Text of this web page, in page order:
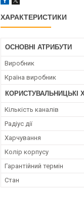
ХАРАКТЕРИСТИКИ
ОСНОВНІ АТРИБУТИ
Виробник
Країна виробник
КОРИСТУВАЛЬНИЦЬКІ
Кількість каналів
Радіус дії
Харчування
Колір корпусу
Гарантійний термін
Стан